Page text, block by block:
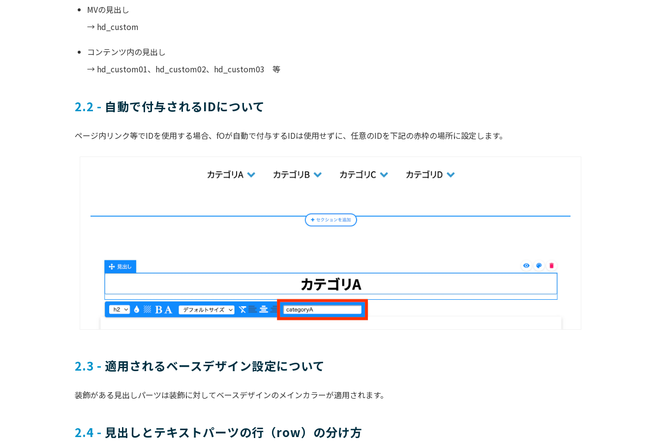
MVの見出し
→ hd_custom
コンテンツ内の見出し
→ hd_custom01、hd_custom02、hd_custom03 等
2.2 - 自動で付与されるIDについて
ページ内リンク等でIDを使用する場合、fOが自動で付与するIDは使用せずに、任意のIDを下記の赤枠の場所に設定します。
2.3 - 適用されるベースデザイン設定について
装飾がある見出しパーツは装飾に対してベースデザインのメインカラーが適用されます。
2.4 - 見出しとテキストパーツの行（row）の分け方